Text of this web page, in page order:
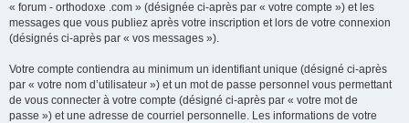
« forum - orthodoxe .com » (désignée ci-après par « votre compte ») et les
messages que vous publiez après votre inscription et lors de votre connexion
(désignés ci-après par « vos messages »).
Votre compte contiendra au minimum un identifiant unique (désigné ci-après
par « votre nom d’utilisateur ») et un mot de passe personnel vous permettant
de vous connecter à votre compte (désigné ci-après par « votre mot de
passe ») et une adresse de courriel personnelle. Les informations de votre